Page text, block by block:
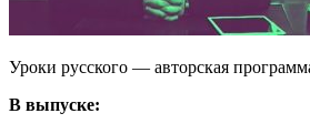
Уроки русского — авторская
В выпуске: